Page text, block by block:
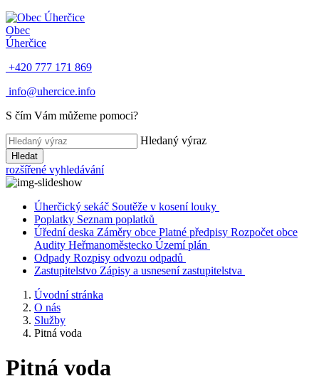
Obec
Úherčice
+420 777 171 869
info@uhercice.info
S čím Vám můžeme pomoci?
Hledaný výraz
Hledat
rozšířené vyhledávání
Úherčický sekáč Soutěže v kosení louky
Poplatky Seznam poplatků
Úřední deska Záměry obce Platné předpisy Rozpočet obce
Audity Heřmanoměstecko Území plán
Odpady Rozpisy odvozu odpadů
Zastupitelstvo Zápisy a usnesení zastupitelstva
Úvodní stránka
O nás
Služby
Pitná voda
Pitná voda